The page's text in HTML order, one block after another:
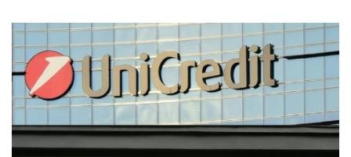
BMD 1.156136
BND 1.477082
BOB 13.69983
BRL 5.876989
BSD 1.152686
BTN 109.688637
BWP 15.558807
BYN 3.432357